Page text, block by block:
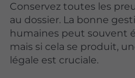
Conservez toutes les
au dossier. La bonne
humaines peut souvent
mais si cela se produit,
légale est cruciale.